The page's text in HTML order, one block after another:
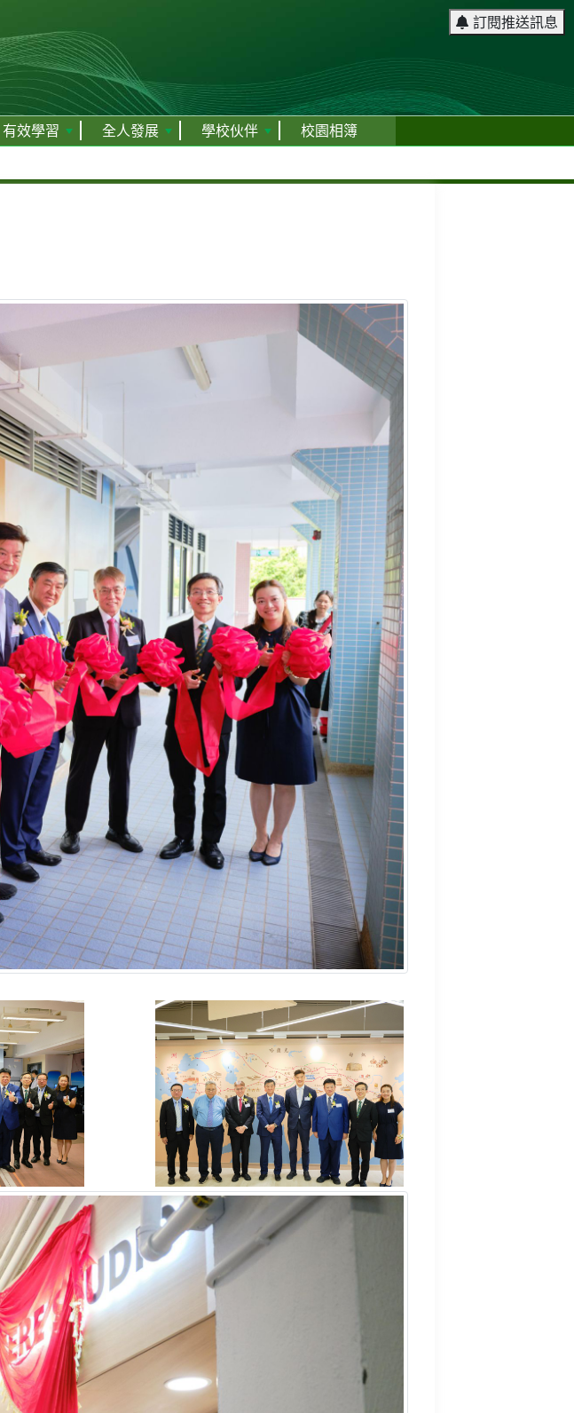
訂閱推送訊息
有效學習 全人發展 學校伙伴 校園相簿